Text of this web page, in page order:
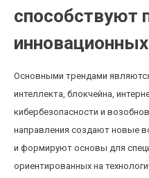
способствуют
Основными трендами
интеллекта, блокчейна,
кибербезопасности и
направления создают новые
и формируют основы для
ориентированных на